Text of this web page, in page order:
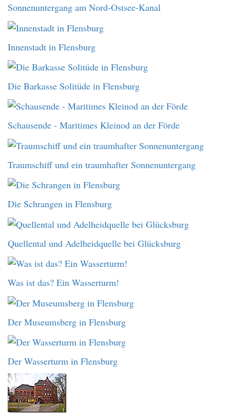
Sonnenuntergang am Nord-Ostsee-Kanal
Innenstadt in Flensburg
Die Barkasse Solitüde in Flensburg
Schausende - Maritimes Kleinod an der Förde
Traumschiff und ein traumhafter Sonnenuntergang
Die Schrangen in Flensburg
Quellental und Adelheidquelle bei Glücksburg
Was ist das? Ein Wasserturm!
Der Museumsberg in Flensburg
Der Wasserturm in Flensburg